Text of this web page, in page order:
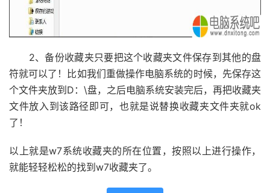
2、备份收藏夹只要把这个收藏夹文件保存到其他的盘
符就可以了！比如我们重做操作电脑系统的时候，先保存这
个文件夹放到D：\盘，之后电脑系统安装完后，再把收藏夹
文件放入到该路径即可，也就是说替换收藏夹文件夹就ok
了！
以上就是w7系统收藏夹的所在位置，按照以上进行操作，
就能轻轻松松的找到w7收藏夹了。